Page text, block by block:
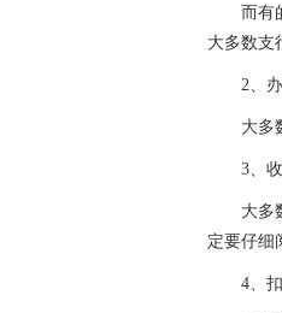
而有
大多数支
2、
大多
3、
大多
定要仔细
4、